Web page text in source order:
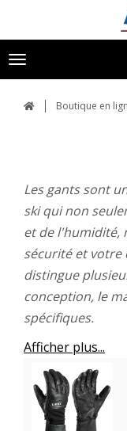
Toggle
navigation
Boutique en
Les gants sont
ski qui non
et de l'humidité,
sécurité et votre
distingue
conception, le
spécifiques.
Afficher plus...